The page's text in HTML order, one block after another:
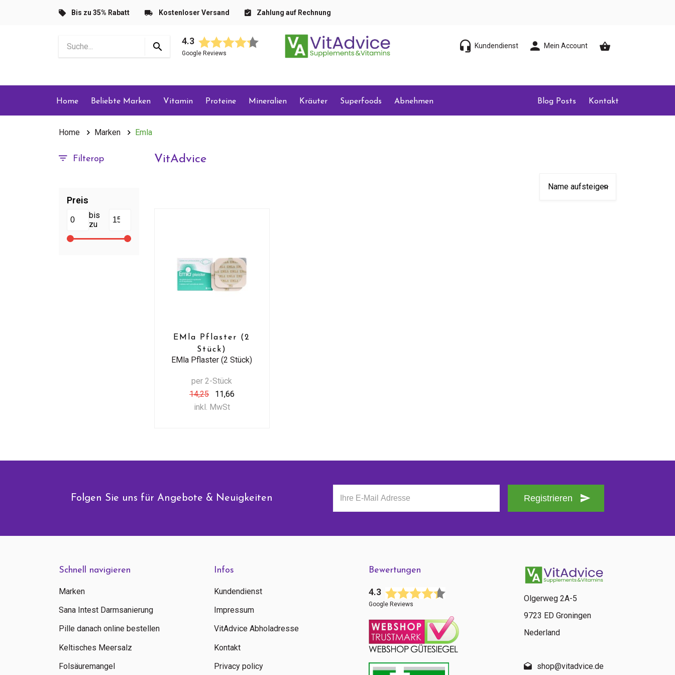
Bis zu 35% Rabatt Kostenloser Versand Zahlung auf Rechnung
4.3
Google Reviews
Kundendienst Mein Account
Home Beliebte Marken Vitamin Proteine Mineralien Kräuter Superfoods Abnehmen Blog Posts Kontakt
Home Marken Emla
Filterop
Preis
bis
zu
VitAdvice
EMla Pflaster (2
Stück)
EMla Pflaster (2 Stück)
per 2-Stück
14,25
11,66
inkl. MwSt
Folgen Sie uns für Angebote & Neuigkeiten Registrieren
Schnell navigieren
Marken
Sana Intest Darmsanierung
Pille danach online bestellen
Keltisches Meersalz
Folsäuremangel
Infos
Kundendienst
Impressum
VitAdvice Abholadresse
Kontakt
Privacy policy
Bewertungen
4.3
Google Reviews
Olgerweg 2A-5
9723 ED Groningen
Nederland
shop@vitadvice.de